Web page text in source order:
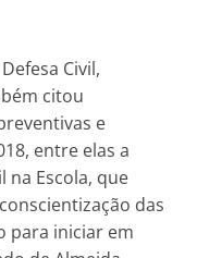
Civil,
citou
e
entre elas a
na Escola, que
das
para iniciar em